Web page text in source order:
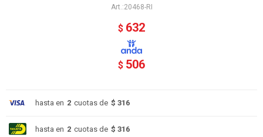
20468-RI
$ 632
$ 506
hasta en 2 cuotas de $ 316
hasta en 2 cuotas de $ 316